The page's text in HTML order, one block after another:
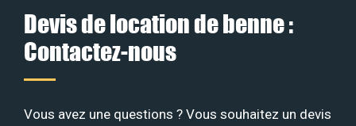
Devis de location de benne :
Contactez-nous
Vous avez une questions ? Vous souhaitez un devis